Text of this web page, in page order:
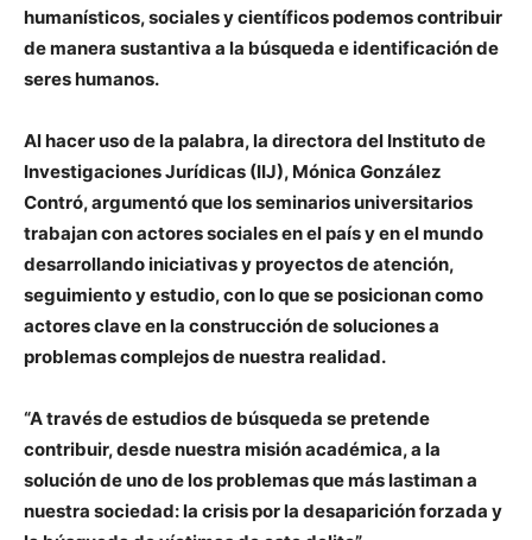
humanísticos, sociales y científicos podemos contribuir
de manera sustantiva a la búsqueda e identificación de
seres humanos.
Al hacer uso de la palabra, la directora del Instituto de
Investigaciones Jurídicas (IIJ), Mónica González
Contró, argumentó que los seminarios universitarios
trabajan con actores sociales en el país y en el mundo
desarrollando iniciativas y proyectos de atención,
seguimiento y estudio, con lo que se posicionan como
actores clave en la construcción de soluciones a
problemas complejos de nuestra realidad.
“A través de estudios de búsqueda se pretende
contribuir, desde nuestra misión académica, a la
solución de uno de los problemas que más lastiman a
nuestra sociedad: la crisis por la desaparición forzada y